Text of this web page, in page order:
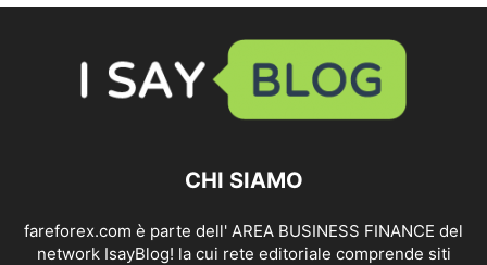
CHI SIAMO
fareforex.com è parte dell' AREA BUSINESS FINANCE del
network IsayBlog! la cui rete editoriale comprende siti